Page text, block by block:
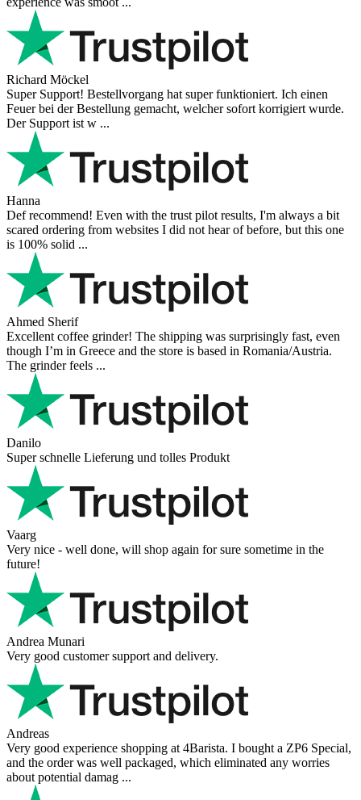
Richard Möckel
Super Support! Bestellvorgang hat super funktioniert. Ich einen
Feuer bei der Bestellung gemacht, welcher sofort korrigiert wurde.
Der Support ist w ...
Hanna
Def recommend! Even with the trust pilot results, I'm always a bit
scared ordering from websites I did not hear of before, but this one
is 100% solid ...
Ahmed Sherif
Excellent coffee grinder! The shipping was surprisingly fast, even
though I’m in Greece and the store is based in Romania/Austria.
The grinder feels ...
Danilo
Super schnelle Lieferung und tolles Produkt
Vaarg
Very nice - well done, will shop again for sure sometime in the
future!
Andrea Munari
Very good customer support and delivery.
Andreas
Very good experience shopping at 4Barista. I bought a ZP6 Special,
and the order was well packaged, which eliminated any worries
about potential damag ...